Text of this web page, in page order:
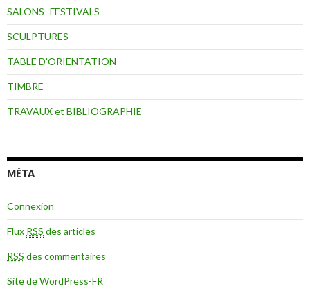
SALONS- FESTIVALS
SCULPTURES
TABLE D'ORIENTATION
TIMBRE
TRAVAUX et BIBLIOGRAPHIE
MÉTA
Connexion
Flux RSS des articles
RSS des commentaires
Site de WordPress-FR